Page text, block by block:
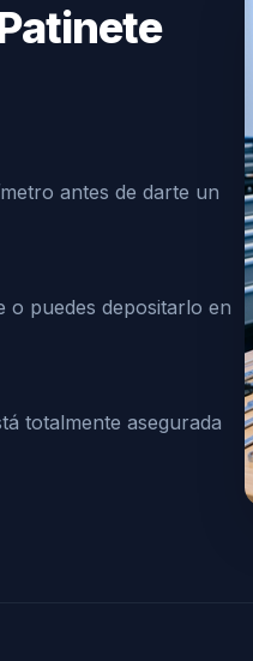
antes de darte un
o puedes depositarlo en
totalmente asegurada